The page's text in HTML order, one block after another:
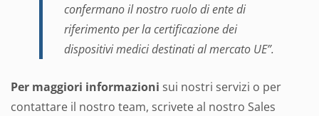
confermano il nostro ruolo di ente di
riferimento per la certificazione dei
dispositivi medici destinati al mercato UE”.
Per maggiori informazioni sui nostri servizi o per
contattare il nostro team, scrivete al nostro Sales